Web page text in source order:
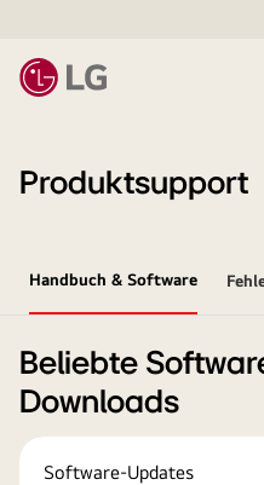
Produktsupport
Handbuch & Software
Beliebte
Downloads
Software-Updates